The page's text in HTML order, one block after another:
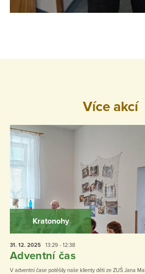
Více akcí
Kratonohy
31. 12. 2025 13:29 - 12:38
Adventní čas
V adventní čase potěšily naše klienty děti ze ZUŠ Jana